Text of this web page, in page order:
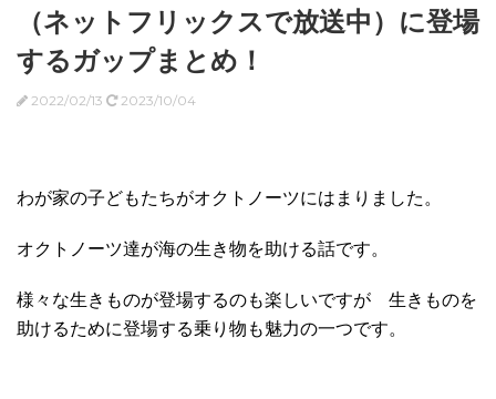
（ネットフリックスで放送中）に登場
するガップまとめ！
2022/02/13 2023/10/04
わが家の子どもたちがオクトノーツにはまりました。
オクトノーツ達が海の生き物を助ける話です。
様々な生きものが登場するのも楽しいですが 生きものを
助けるために登場する乗り物も魅力の一つです。